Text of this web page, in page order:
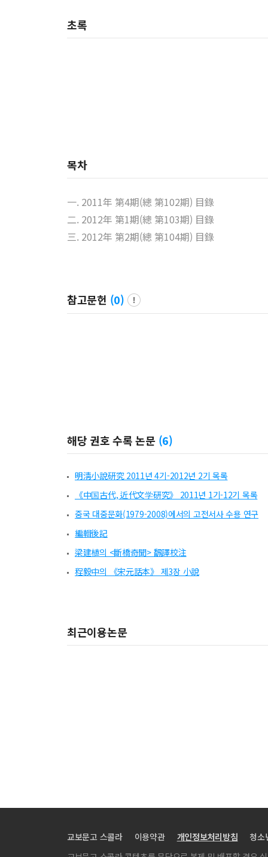
초록
목차
一. 2011年 第4期(總 第102期) 目錄
二. 2012年 第1期(總 第103期) 目錄
三. 2012年 第2期(總 第104期) 目錄
참고문헌 (0)
해당 권호 수록 논문 (6)
明淸小說硏究 2011년 4기-2012년 2기 목록
《中国古代, 近代文学硏究》 2011년 1기-12기 목록
중국 대중문화(1979-2008)에서의 고전서사 수용 연구
編輯後記
梁建植의 <斷橋奇聞> 飜譯校注
程毅中의 《宋元話本》 제3장 小說
최근이용논문
교보문고 스콜라 이용약관 개인정보처리방침 청소